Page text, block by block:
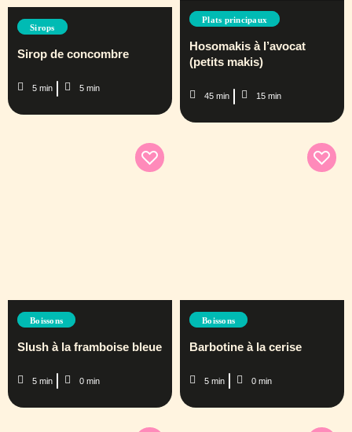
Sirops
Sirop de concombre
5 min 5 min
Plats principaux
Hosomakis à l’avocat
(petits makis)
45 min 15 min
Boissons
Slush à la framboise bleue
5 min 0 min
Boissons
Barbotine à la cerise
5 min 0 min